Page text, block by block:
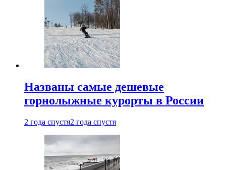
Названы самые дешевые
горнолыжные курорты в России
2 года спустя2 года спустя